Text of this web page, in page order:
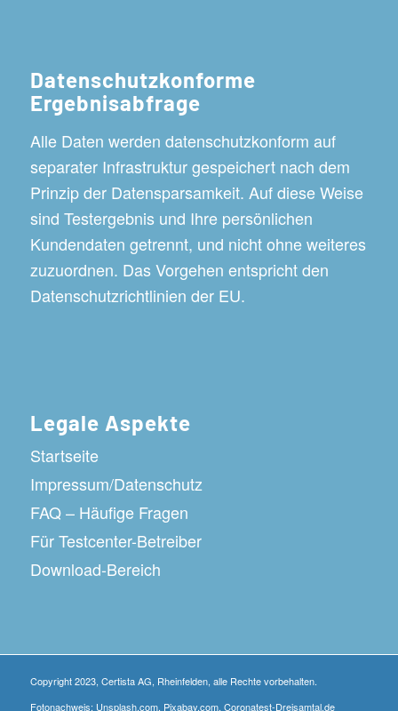
Datenschutzkonforme
Ergebnisabfrage
Alle Daten werden datenschutzkonform auf
separater Infrastruktur gespeichert nach dem
Prinzip der Datensparsamkeit. Auf diese Weise
sind Testergebnis und Ihre persönlichen
Kundendaten getrennt, und nicht ohne weiteres
zuzuordnen. Das Vorgehen entspricht den
Datenschutzrichtlinien der EU.
Legale Aspekte
Startseite
Impressum/Datenschutz
FAQ – Häufige Fragen
Für Testcenter-Betreiber
Download-Bereich
Copyright 2023, Certista AG, Rheinfelden, alle Rechte vorbehalten.
Fotonachweis: Unsplash.com, Pixabay.com, Coronatest-Dreisamtal.de